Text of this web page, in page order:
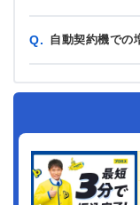
Q. 自動契約機での